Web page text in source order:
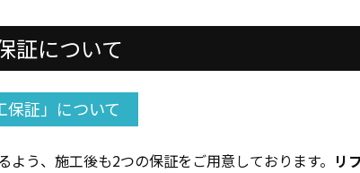
証について
保証」について
う、施工後も2つの保証をご用意しております。 リ